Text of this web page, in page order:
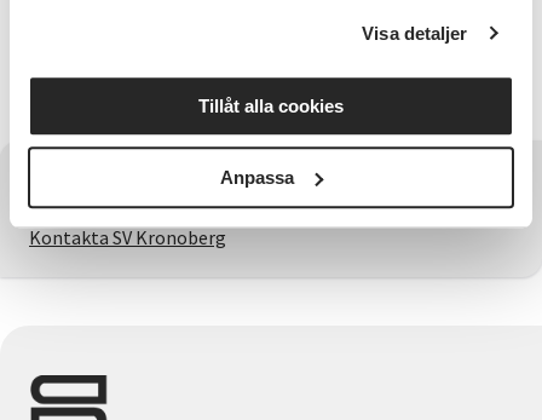
Visa detaljer
Tillåt alla cookies
Anpassa
SPF Seniorerna (men du behöver inte vara medlem i
SPF, alla är välkomna!) Kontaktperson: Anna-Britta
Kontakta SV Kronoberg